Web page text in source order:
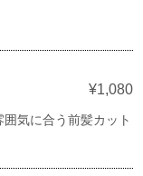
¥1,080
気に合う前髪カット